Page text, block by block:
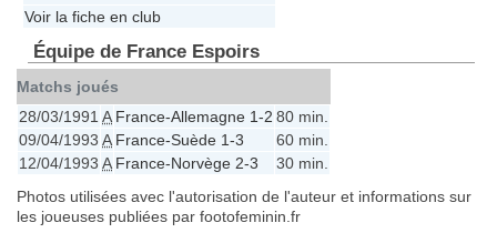
Voir la fiche en club
Équipe de France Espoirs
Matchs joués
28/03/1991 A France-Allemagne 1-2 80 min.
09/04/1993 A France-Suède 1-3
60 min.
12/04/1993 A France-Norvège 2-3
30 min.
Photos utilisées avec l'autorisation de l'auteur et informations sur
les joueuses publiées par footofeminin.fr